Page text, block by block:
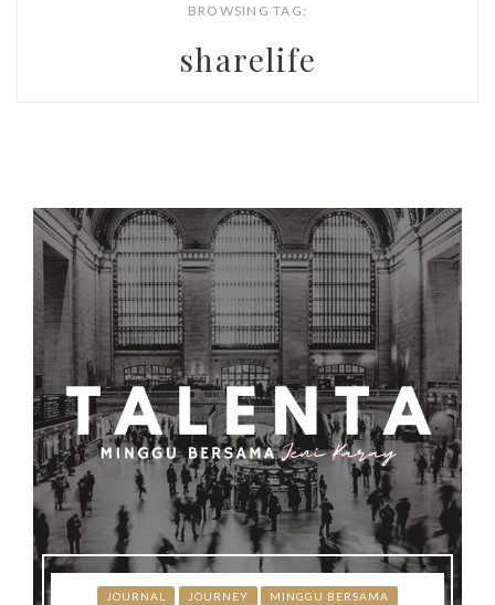
BROWSING TAG:
sharelife
JOURNAL JOURNEY MINGGU BERSAMA